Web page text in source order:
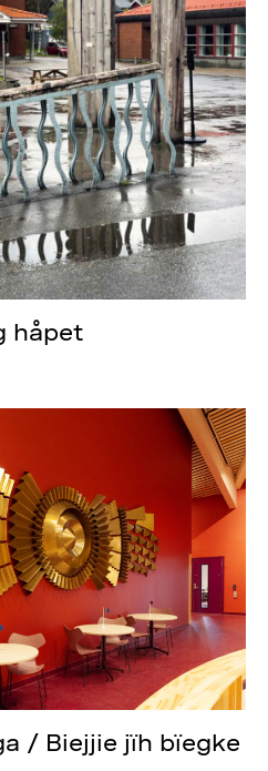
håpet
/ Biejjie jïh bïegke